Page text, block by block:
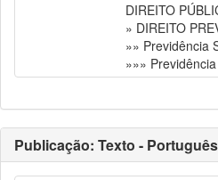
DIREITO
» DIREITO
»» Previdência
»»»
Publicação: Texto - Português